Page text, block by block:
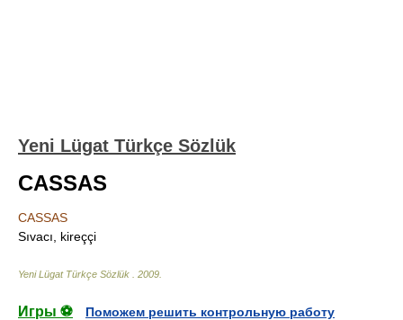
Yeni Lügat Türkçe Sözlük
CASSAS
CASSAS
Sıvacı, kireççi
Yeni Lügat Türkçe Sözlük 2009
Игры ⚽
Поможем решить контрольную работу